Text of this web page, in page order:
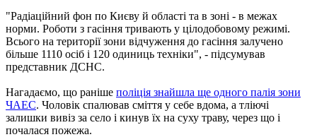
"Радіаційний фон по Києву й області та в зоні - в межах
норми. Роботи з гасіння тривають у цілодобовому режимі.
Всього на території зони відчуження до гасіння залучено
більше 1110 осіб і 120 одиниць техніки", - підсумував
представник ДСНС.
Нагадаємо, що раніше поліція знайшла ще одного палія зони
ЧАЕС. Чоловік спалював сміття у себе вдома, а тліючі
залишки вивіз за село і кинув їх на суху траву, через що і
почалася пожежа.